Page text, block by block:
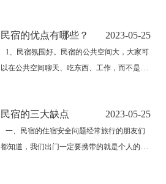
躁；面对城里的拥堵，他们左顾右盼；面对城
里的菜肴，他们忧心忡忡...也许正是这些，才
使得民宿有了如…
民宿的优点有哪些？ 2023-05-25
1、民宿氛围好。民宿的公共空间大，大家可
以在公共空间聊天、吃东西、工作，而不是窝
享旅途咨询，聊得来的可以拼车、搭伴，相互
有个照应，也能结识一些志趣相投的人。3、
名宿装修风格更…
民宿的三大缺点 2023-05-25
一、民宿的住宿安全问题经常旅行的朋友们
都知道，我们出门一定要携带的就是个人的身